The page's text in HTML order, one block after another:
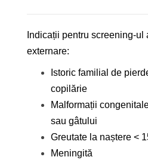
Indicații pentru screening-
externare:
Istoric familial de
copilărie
Malformații
sau gâtului
Greutate la naștere <
Meningită